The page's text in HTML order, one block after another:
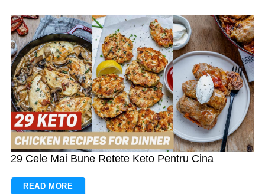
29 Cele Mai Bune Retete Keto Pentru Cina
READ MORE